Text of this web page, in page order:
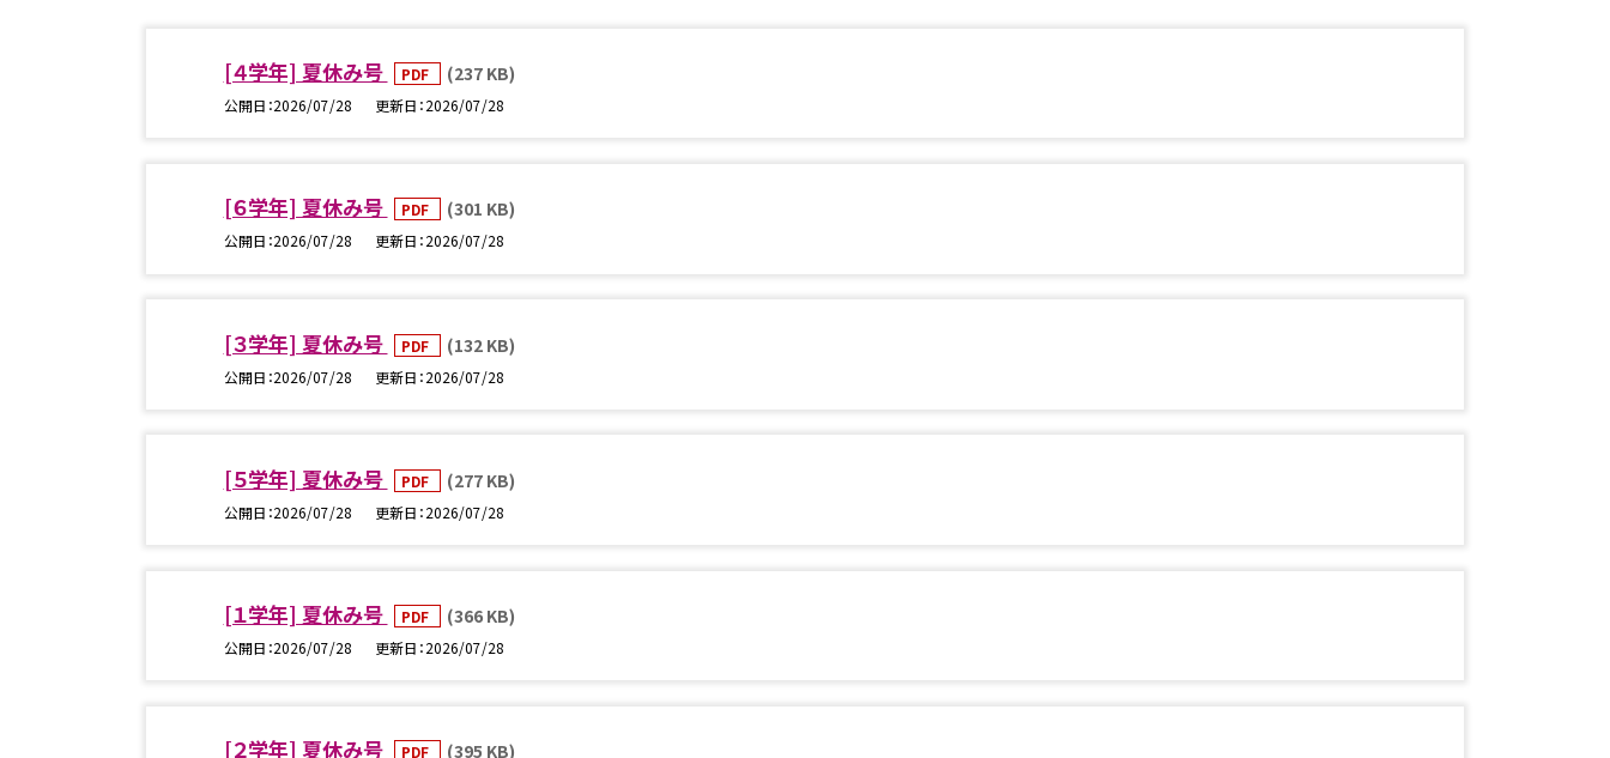
[４学年] 夏休み号 PDF (237 KB)
公開日 2026/07/28 更新日 2026/07/28
[６学年] 夏休み号 PDF (301 KB)
公開日 2026/07/28 更新日 2026/07/28
[３学年] 夏休み号 PDF (132 KB)
公開日 2026/07/28 更新日 2026/07/28
[５学年] 夏休み号 PDF (277 KB)
公開日 2026/07/28 更新日 2026/07/28
[１学年] 夏休み号 PDF (366 KB)
公開日 2026/07/28 更新日 2026/07/28
[２学年] 夏休み号 PDF (395 KB)